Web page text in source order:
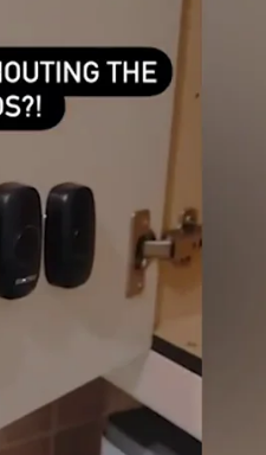
WhatsappFacebook
X
suelen
niños, pues no
lejos a sus